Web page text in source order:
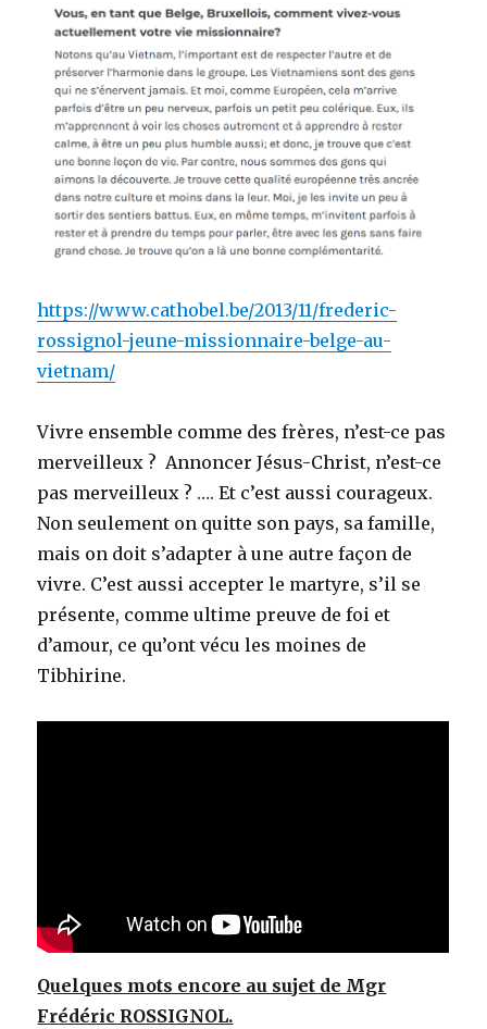
https://www.cathobel.be/2013/11/frederic-
rossignol-jeune-missionnaire-belge-au-
vietnam/
Vivre ensemble comme des frères, n’est-ce pas
merveilleux ? Annoncer Jésus-Christ, n’est-ce
pas merveilleux ? …. Et c’est aussi courageux.
Non seulement on quitte son pays, sa famille,
mais on doit s’adapter à une autre façon de
vivre. C’est aussi accepter le martyre, s’il se
présente, comme ultime preuve de foi et
d’amour, ce qu’ont vécu les moines de
Tibhirine.
Quelques mots encore au sujet de Mgr
Frédéric ROSSIGNOL.